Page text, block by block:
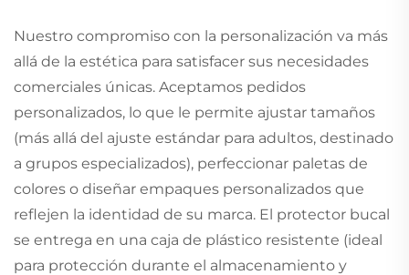
Nuestro compromiso con la personalización va más
allá de la estética para satisfacer sus necesidades
comerciales únicas. Aceptamos pedidos
personalizados, lo que le permite ajustar tamaños
(más allá del ajuste estándar para adultos, destinado
a grupos especializados), perfeccionar paletas de
colores o diseñar empaques personalizados que
reflejen la identidad de su marca. El protector bucal
se entrega en una caja de plástico resistente (ideal
para protección durante el almacenamiento y